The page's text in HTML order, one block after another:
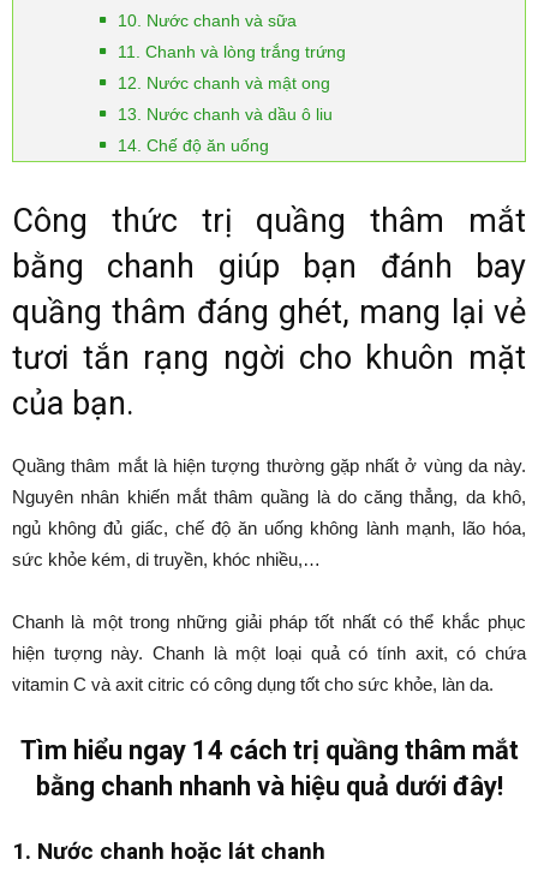
10. Nước chanh và sữa
11. Chanh và lòng trắng trứng
12. Nước chanh và mật ong
13. Nước chanh và dầu ô liu
14. Chế độ ăn uống
Công thức trị quầng thâm mắt
bằng chanh giúp bạn đánh bay
quầng thâm đáng ghét, mang lại vẻ
tươi tắn rạng ngời cho khuôn mặt
của bạn.
Quầng thâm mắt là hiện tượng thường gặp nhất ở vùng da này.
Nguyên nhân khiến mắt thâm quầng là do căng thẳng, da khô,
ngủ không đủ giấc, chế độ ăn uống không lành mạnh, lão hóa,
sức khỏe kém, di truyền, khóc nhiều,…
Chanh là một trong những giải pháp tốt nhất có thể khắc phục
hiện tượng này. Chanh là một loại quả có tính axit, có chứa
vitamin C và axit citric có công dụng tốt cho sức khỏe, làn da.
Tìm hiểu ngay 14 cách trị quầng thâm mắt
bằng chanh nhanh và hiệu quả dưới đây!
1. Nước chanh hoặc lát chanh